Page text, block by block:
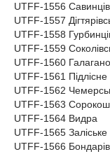
UTFF-1556
UTFF-1557
UTFF-1558
UTFF-1559
UTFF-1560
UTFF-1561 Підлісне
UTFF-1562
UTFF-1563
UTFF-1564 Видра
UTFF-1565 Заліське
UTFF-1566